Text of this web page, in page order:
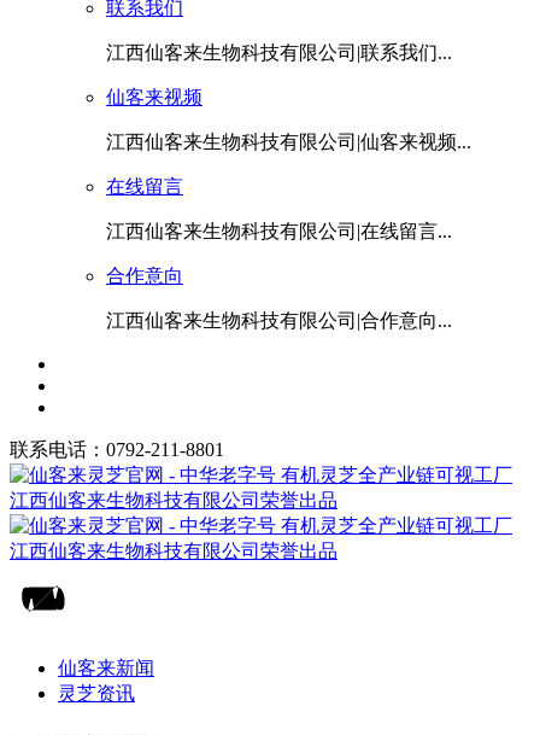
联系我们
江西仙客来生物科技有限公司|联系我们...
仙客来视频
江西仙客来生物科技有限公司|仙客来视频...
在线留言
江西仙客来生物科技有限公司|在线留言...
合作意向
江西仙客来生物科技有限公司|合作意向...
联系电话：0792-211-8801
仙客来新闻
灵芝资讯